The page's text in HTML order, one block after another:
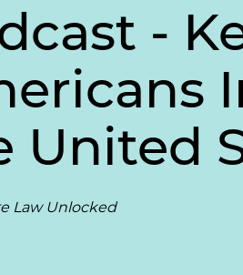
-
United
Law Unlocked